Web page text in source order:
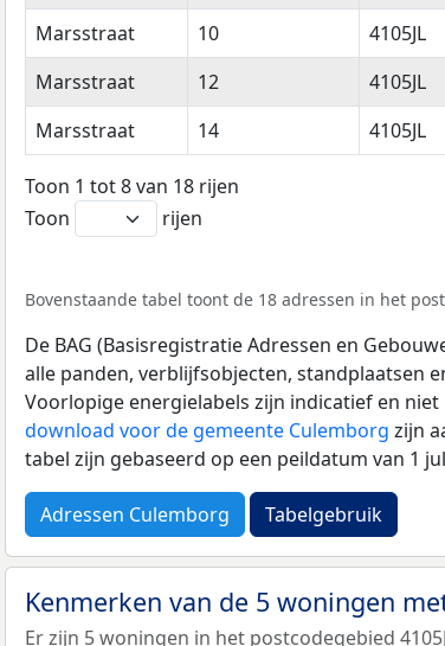
Marsstraat
10 4105JL
Marsstraat
12 4105JL
Marsstraat
14 4105JL
Toon 1 tot 8 van 18 rijen
Toon
rijen
Bovenstaande tabel toont de 18 adressen in het
De BAG (Basisregistratie Adressen en
alle panden, verblijfsobjecten, standplaatsen
Voorlopige energielabels zijn indicatief en
download voor de gemeente Culemborg zijn
tabel zijn gebaseerd op een peildatum van 1
Adressen Culemborg Tabelgebruik
Kenmerken van de 5 woningen
Er zijn 5 woningen in het postcodegebied